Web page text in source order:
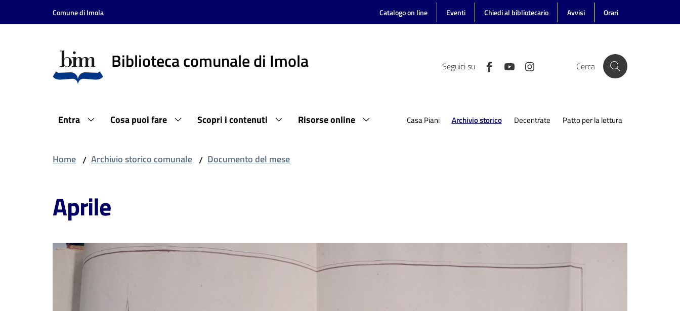
Vai al contenuto
Vai alla navigazione
Comune di Imola Catalogo on line Eventi Chiedi al bibliotecario Avvisi Orari
Biblioteca comunale di Imola Seguici su Cerca
Entra Cosa puoi fare Scopri i contenuti Risorse online Casa Piani Archivio storico
Menu selezionato Decentrate Patto per la lettura
Home / Archivio storico comunale / Documento del mese
Aprile